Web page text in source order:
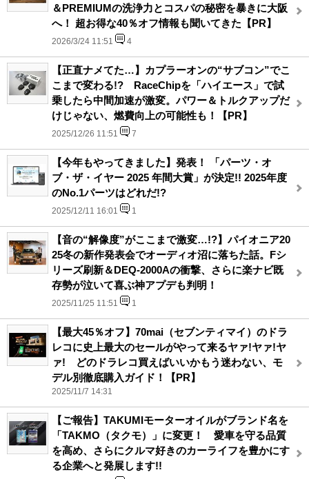
＆PREMIUMの洗浄力とコスパの秘密を暴きに大阪
へ！ 超お得な40％オフ情報も聞いてきた【PR】
2026/3/24 11:51 4
【正直ナメてた…】カプラーオンの“サブコン”でこ
こまで変わる!? RaceChipを「ハイエース」で試
乗したら中間加速が激変。パワー＆トルクアップだ
けじゃない、燃費向上の可能性も！【PR】
2025/12/26 11:51 7
【今年もやってきました】発表！ 「パーツ・オ
ブ・ザ・イヤー 2025 年間大賞」が決定!! 2025年度
のNo.1パーツはどれだ!?
2025/12/11 16:01 1
【音の“解像度”がここまで激変…!?】パイオニア20
25冬の新作発表会でオーディオ沼に落ちた話。Fシ
リーズ刷新＆DEQ-2000Aの衝撃、さらに楽ナビ既
存勢が泣いて喜ぶ神アプデも判明！
2025/11/25 11:51 1
【最大45％オフ】70mai（セブンティマイ）のドラ
レコに史上最大のセールがやって来るヤァ!ヤァ!ヤ
ァ! どのドラレコ買えばいいかもう迷わない、モ
デル別徹底購入ガイド！【PR】
2025/11/7 14:31
【ご報告】TAKUMIモーターオイルがブランド名を
「TAKMO（タクモ）」に変更！ 愛車を守る品質
を高め、さらにクルマ好きのカーライフを豊かにす
る企業へと発展します!!